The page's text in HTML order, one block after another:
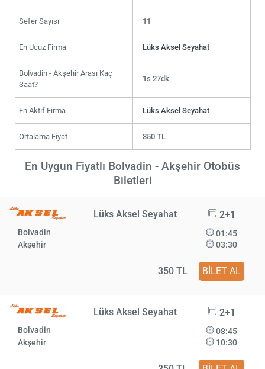
Sefer Sayısı 11
En Ucuz Firma Lüks Aksel Seyahat
Bolvadin - Akşehir Arası Kaç
Saat?
1s 27dk
En Aktif Firma Lüks Aksel Seyahat
Ortalama Fiyat 350 TL
En Uygun Fiyatlı Bolvadin - Akşehir Otobüs
Biletleri
Lüks Aksel Seyahat 2+1
Bolvadin
Akşehir
01:45
03:30
350 TL BİLET AL
Lüks Aksel Seyahat 2+1
Bolvadin
Akşehir
08:45
10:30